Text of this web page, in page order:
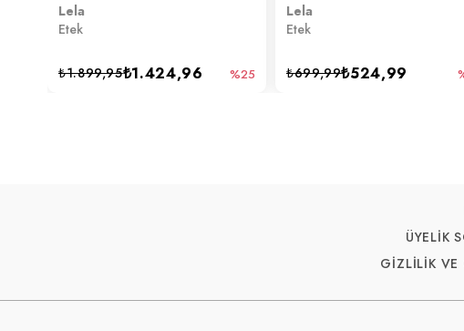
Lela
Etek
₺1.424,96
₺1.899,95 %25
Lela
Etek
₺524,99
₺699,99
ÜYELİK
GİZLİLİK VE